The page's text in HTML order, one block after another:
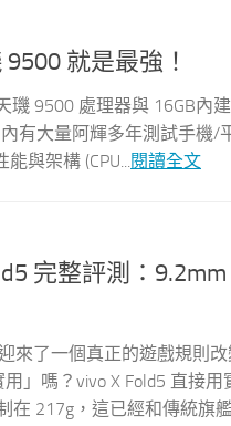
就是最強！
璣 9500 處理器與 16GB內
有大量阿輝多年測試手機/
架構 (CPU...
閱讀全文
完整評測：
來了一個真正的遊戲規則
」嗎？vivo X Fold5 直接用
在 217g，這已經和傳統旗